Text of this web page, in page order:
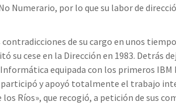
Numerario, por lo que su labor de
de su cargo en unos
su cese en la Dirección en 1983. Detrás
equipada con los primeros IBM
y apoyó totalmente el trabajo
Ríos», que recogió, a petición de sus